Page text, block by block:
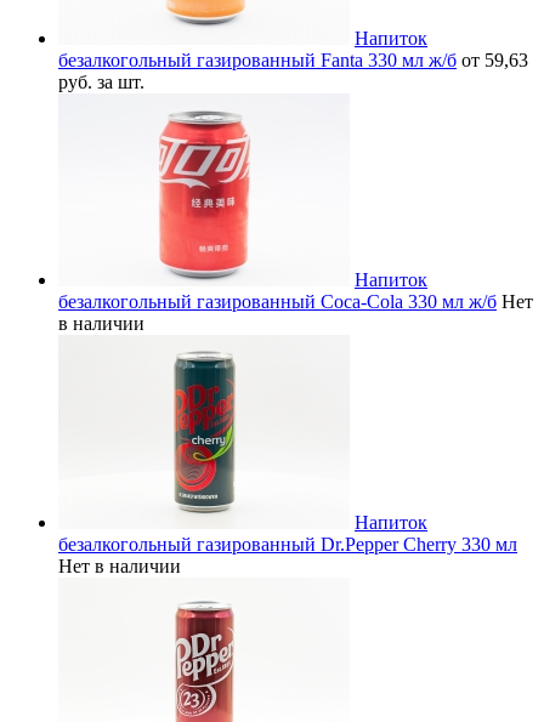
Напиток
безалкогольный газированный Fanta 330 мл ж/б от 59,63
руб. за шт.
Напиток
безалкогольный газированный Coca-Cola 330 мл ж/б Нет
в наличии
Напиток
безалкогольный газированный Dr.Pepper Cherry 330 мл
Нет в наличии